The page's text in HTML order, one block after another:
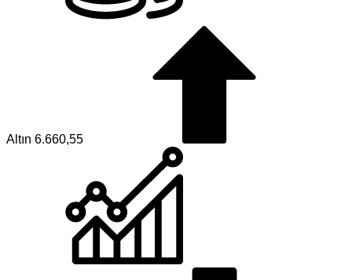
Altın 6.660,55